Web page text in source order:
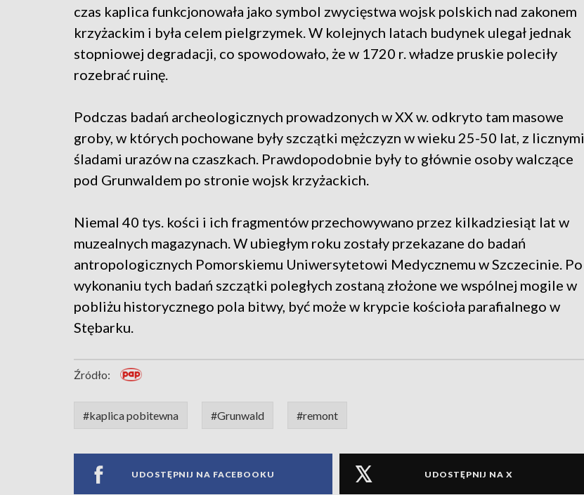
czas kaplica funkcjonowała jako symbol zwycięstwa wojsk polskich nad zakonem
krzyżackim i była celem pielgrzymek. W kolejnych latach budynek ulegał jednak
stopniowej degradacji, co spowodowało, że w 1720 r. władze pruskie poleciły
rozebrać ruinę.
Podczas badań archeologicznych prowadzonych w XX w. odkryto tam masowe
groby, w których pochowane były szczątki mężczyzn w wieku 25-50 lat, z licznymi
śladami urazów na czaszkach. Prawdopodobnie były to głównie osoby walczące
pod Grunwaldem po stronie wojsk krzyżackich.
Niemal 40 tys. kości i ich fragmentów przechowywano przez kilkadziesiąt lat w
muzealnych magazynach. W ubiegłym roku zostały przekazane do badań
antropologicznych Pomorskiemu Uniwersytetowi Medycznemu w Szczecinie. Po
wykonaniu tych badań szczątki poległych zostaną złożone we wspólnej mogile w
pobliżu historycznego pola bitwy, być może w krypcie kościoła parafialnego w
Stębarku.
Źródło:
#kaplica pobitewna #Grunwald #remont
UDOSTĘPNIJ NA FACEBOOKU UDOSTĘPNIJ NA X